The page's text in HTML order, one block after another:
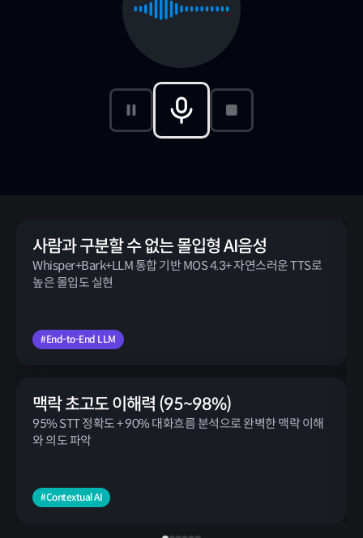
사람과 구분할 수 없는 몰입형 AI음성
Whisper+Bark+LLM 통합 기반 MOS 4.3+ 자연스러운 TTS로
높은 몰입도 실현
#End-to-End LLM
맥락 초고도 이해력 (95~98%)
95% STT 정확도 + 90% 대화흐름 분석으로 완벽한 맥락 이해
와 의도 파악
#Contextual AI